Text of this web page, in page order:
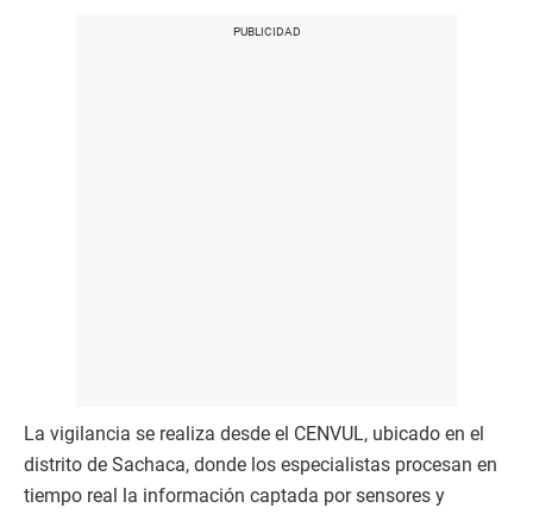
La vigilancia se realiza desde el CENVUL, ubicado en el
distrito de Sachaca, donde los especialistas procesan en
tiempo real la información captada por sensores y